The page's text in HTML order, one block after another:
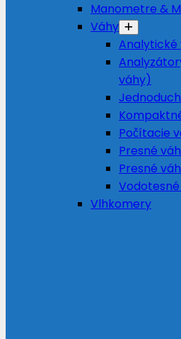
Manometre &
Váhy
Analytické
váhy)
Počítacie
Presné
Presné
Vlhkomery